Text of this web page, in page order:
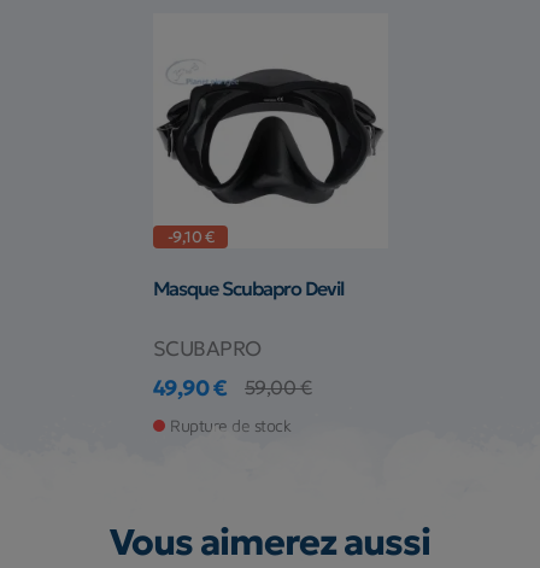
-9,10 €
Masque Scubapro Devil
SCUBAPRO
Prix
49,90 €
Prix de base
59,00 €
Rupture de stock
Vous aimerez aussi